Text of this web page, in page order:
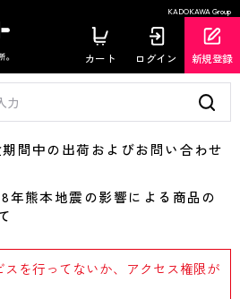
KADOKAWA Group
カート ログイン 新規登録
中の出荷およびお問い合わせ
熊本地震の影響による商品の
スを行ってないか、アクセス権限が